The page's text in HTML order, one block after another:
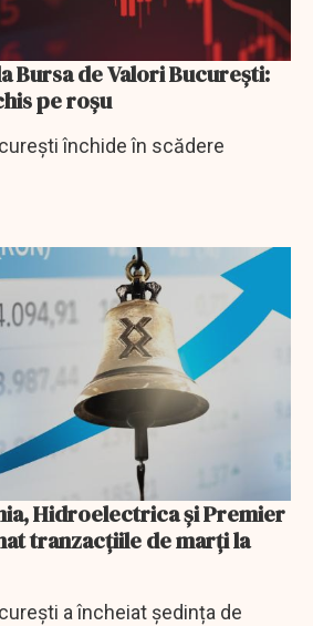
Bursa de Valori București:
pe roșu
închide în scădere
Hidroelectrica și Premier
tranzacțiile de marți la
a încheiat ședința de